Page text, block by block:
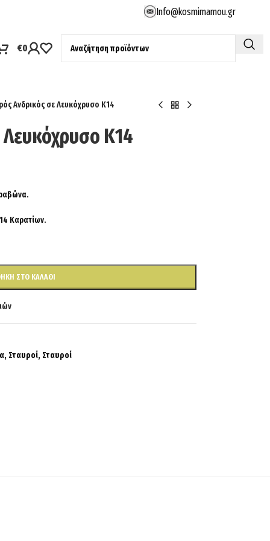
Info@kosmimamou.gr
€0
Ανδρικός σε Λευκόχρυσο Κ14
Λευκόχρυσο Κ14
Καρατίων.
ΣΤΟ ΚΑΛΆΘΙ
, Σταυροί, Σταυροί